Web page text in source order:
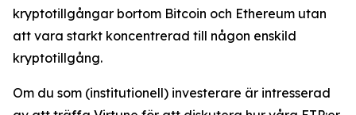
kryptotillgångar bortom Bitcoin och Ethereum utan
att vara starkt koncentrerad till någon enskild
kryptotillgång.
Om du som (institutionell) investerare är intresserad